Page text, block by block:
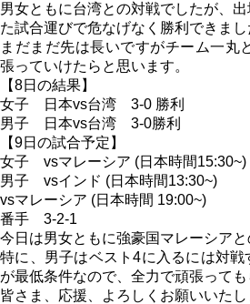
男女ともに台湾との対戦でしたが、
た試合運びで危なげなく勝利できまし
まだまだ先は長いですがチーム一丸
張っていけたらと思います。
【8日の結果】
女子 日本vs台湾 3-0 勝利
男子 日本vs台湾 3-0勝利
【9日の試合予定】
女子 vsマレーシア (日本時間15:30~)
男子 vsインド (日本時間13:30~)
vsマレーシア (日本時間 19:00~)
番手 3-2-1
今日は男女ともに強豪国マレーシア
特に、男子はベスト4に入るには対戦
が最低条件なので、全力で頑張っても
皆さま、応援、よろしくお願いいたし